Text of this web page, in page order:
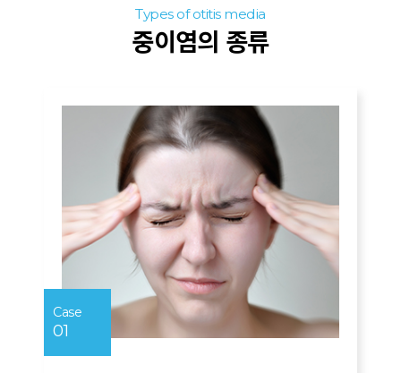
Types of otitis media
중이염의 종류
Case
01